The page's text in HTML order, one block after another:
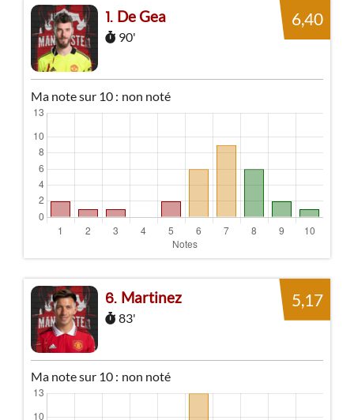
1 De Gea
90'
6,40
Ma note sur 10 : non noté
6 Martinez
83'
5,17
Ma note sur 10 : non noté